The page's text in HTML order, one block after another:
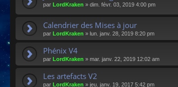
par LordKraken » dim. févr. 03, 2019 4:00 pm
Calendrier des Mises à jour
par LordKraken » lun. janv. 28, 2019 8:20 pm
Phénix V4
par LordKraken » mar. janv. 22, 2019 12:02 am
Les artefacts V2
par LordKraken » jeu. janv. 19, 2017 5:42 pm